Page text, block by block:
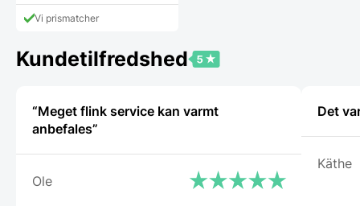
Vi prismatcher
Kundetilfredshed
“Meget flink service kan varmt
anbefales”
Ole
Det
Käthe